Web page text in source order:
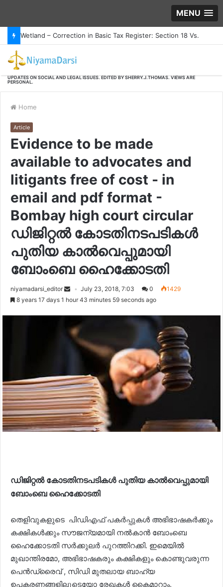
MENU
Wetland – Correction in Basic Tax Register: Section 18 Vs.
Section 6A of the Kerala Land -
UPDATES ON SOCIAL AND LEGAL ISSUES. EDITED BY SHERRY.J.THOMAS. VIEWS ARE
PERSONAL.
Home
Article
Evidence to be made
available to advocates and
litigants free of cost - in
email and pdf format -
Bombay high court circular
ഡിജിറ്റൽ കോടതിനടപടികൾ
പുതിയ കാൽവെപ്പുമായി
ബോംബെ ഹൈക്കോടതി
niyamadarsi_editor July 23, 2018, 7:03 0
1429
8 years 17 days 1 hour 43 minutes 59 seconds ago
ഡിജിറ്റൽ കോടതിനടപടികൾ പുതിയ കാൽവെപ്പുമായി
ബോംബെ ഹൈക്കോടതി
തെളിവുകളുടെ പിഡിഎഫ് പകർപ്പുകൾ അഭിഭാഷകർക്കും
കക്ഷികൾക്കും സൗജന്യമായി നൽകാൻ ബോംബെ
ഹൈക്കോടതി സർക്കുലർ പുറത്തിറക്കി. ഇമെയിൽ
മുഖാന്തിരമോ, അഭിഭാഷകരും കക്ഷികളും കൊണ്ടുവരുന്ന
പെൻഡ്രൈവ് , സിഡി മുതലായ ബാഹ്യ
ഉപകരണങ്ങളിലൂടെയോ രേഖകൾ കൈമാറാം.